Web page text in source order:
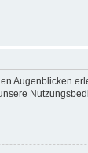
Augenblicken